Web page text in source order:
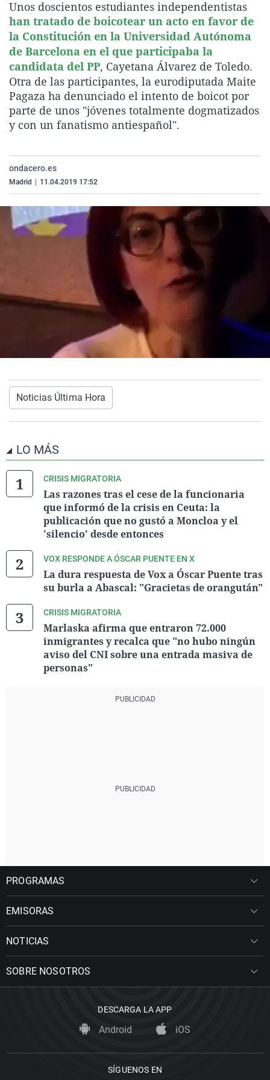
La rosa de los vientos
Gente viajera
Como el perro y el
Caso
Retornados
Equipo de
Operación Viuda
Extremadura
Galicia
La Rioja
Navarra
País Vasco
Virales
Televisión
Elecciones
Unos doscientos estudiantes independentistas
han tratado de boicotear un acto en favor de
la Constitución en la Universidad Autónoma
de Barcelona en el que participaba la
candidata del PP, Cayetana Álvarez de Toledo.
Otra de las participantes, la eurodiputada Maite
Pagaza ha denunciado el intento de boicot por
parte de unos "jóvenes totalmente dogmatizados
y con un fanatismo antiespañol".
ondacero.es
Madrid 11.04.2019 17:52
Noticias Última Hora
LO MÁS
CRISIS MIGRATORIA
Las razones tras el cese de la funcionaria
que informó de la crisis en Ceuta: la
publicación que no gustó a Moncloa y el
'silencio' desde entonces
VOX RESPONDE A ÓSCAR PUENTE EN X
La dura respuesta de Vox a Óscar Puente tras
su burla a Abascal: "Gracietas de orangután"
CRISIS MIGRATORIA
Marlaska afirma que entraron 72.000
inmigrantes y recalca que "no hubo ningún
aviso del CNI sobre una entrada masiva de
personas"
PROGRAMAS
EMISORAS
NOTICIAS
SOBRE NOSOTROS
DESCARGA LA APP
Android iOS
SÍGUENOS EN